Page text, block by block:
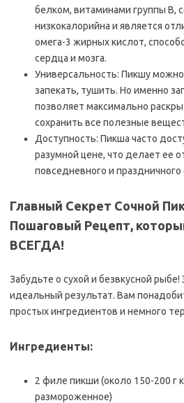
белком, витаминами группы B,
низкокалорийна и является
омега-3 жирных кислот,
сердца и мозга.
Универсальность: Пикшу
запекать, тушить. Но именно
позволяет максимально
сохранить все полезные
Доступность: Пикша часто
разумной цене, что делает ее
повседневного и праздничного
Главный Секрет Сочной
Пошаговый Рецепт,
ВСЕГДА!
Забудьте о сухой и безвкусной
идеальный результат. Вам
простых ингредиентов и немного
Ингредиенты:
2 филе пикши (около 150-200 г
размороженное)